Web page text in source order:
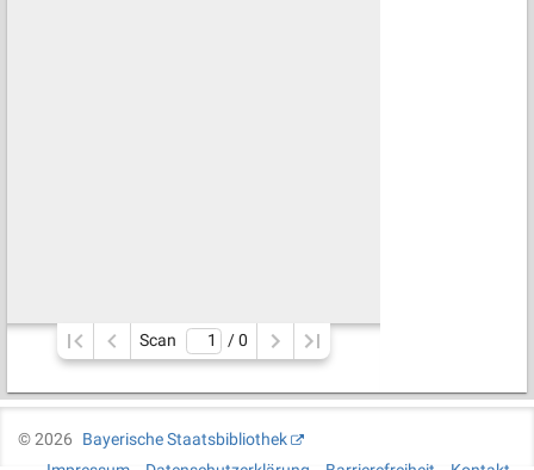
Scan / 0
©2026
Bayerische Staatsbibliothek